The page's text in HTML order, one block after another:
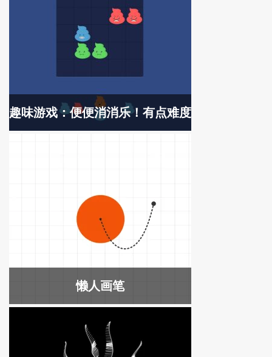
趣味游戏：便便消消乐！有点难度
懒人画笔